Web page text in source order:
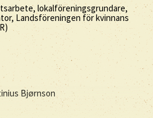
lokalföreningsgrundare,
Landsföreningen för kvinnans
Bjørnson